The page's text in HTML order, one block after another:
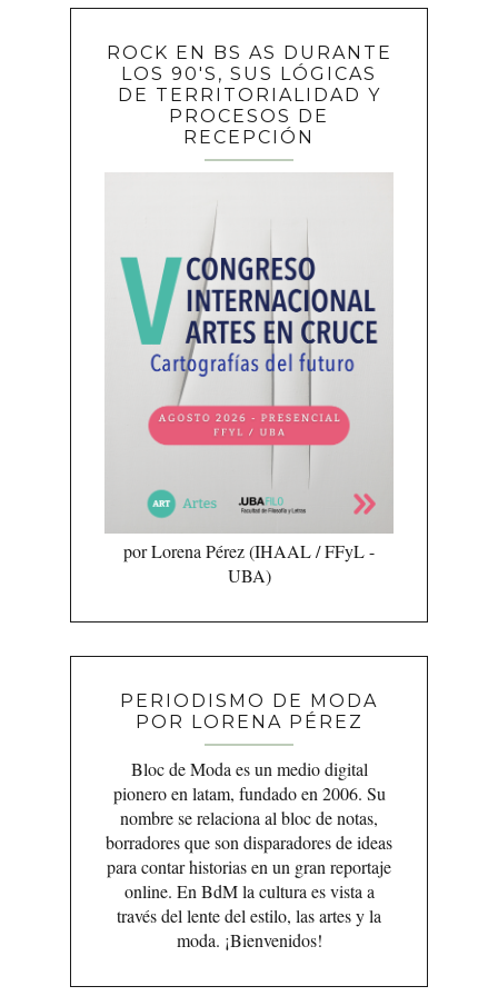
ROCK EN BS AS DURANTE
LOS 90'S, SUS LÓGICAS
DE TERRITORIALIDAD Y
PROCESOS DE
RECEPCIÓN
por Lorena Pérez (IHAAL / FFyL -
UBA)
PERIODISMO DE MODA
POR LORENA PÉREZ
Bloc de Moda es un medio digital
pionero en latam, fundado en 2006. Su
nombre se relaciona al bloc de notas,
borradores que son disparadores de ideas
para contar historias en un gran reportaje
online. En BdM la cultura es vista a
través del lente del estilo, las artes y la
moda. ¡Bienvenidos!